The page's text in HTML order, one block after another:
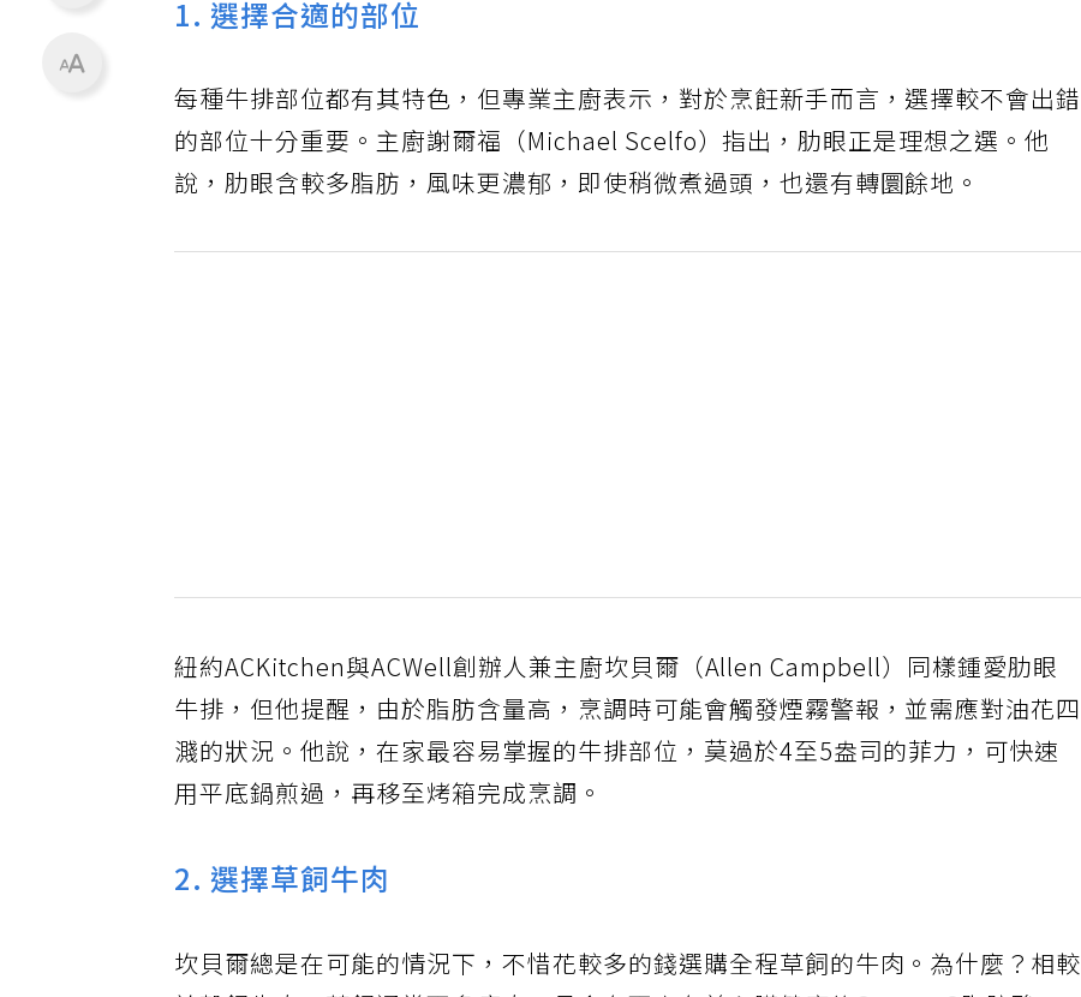
1. 選擇合適的部位
每種牛排部位都有其特色，但專業主廚表示，對於烹飪新手而言，選擇較不會出錯
的部位十分重要。主廚謝爾福（Michael Scelfo）指出，肋眼正是理想之選。他
說，肋眼含較多脂肪，風味更濃郁，即使稍微煮過頭，也還有轉圜餘地。
紐約ACKitchen與ACWell創辦人兼主廚坎貝爾（Allen Campbell）同樣鍾愛肋眼
牛排，但他提醒，由於脂肪含量高，烹調時可能會觸發煙霧警報，並需應對油花四
濺的狀況。他說，在家最容易掌握的牛排部位，莫過於4至5盎司的菲力，可快速
用平底鍋煎過，再移至烤箱完成烹調。
2. 選擇草飼牛肉
坎貝爾總是在可能的情況下，不惜花較多的錢選購全程草飼的牛肉。為什麼？相較